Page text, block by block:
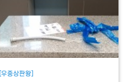
[우중상판왕]